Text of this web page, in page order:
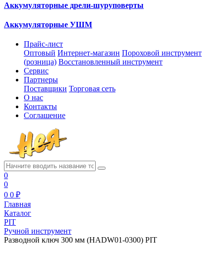
Аккумуляторные дрели-шуруповерты
Аккумуляторные УШМ
Прайс-лист
Оптовый Интернет-магазин Пороховой инструмент
(розница) Восстановленный инструмент
Сервис
Партнеры
Поставщики Торговая сеть
О нас
Контакты
Соглашение
0
0
0 0 ₽
Главная
Каталог
PIT
Ручной инструмент
Разводной ключ 300 мм (HADW01-0300) PIT